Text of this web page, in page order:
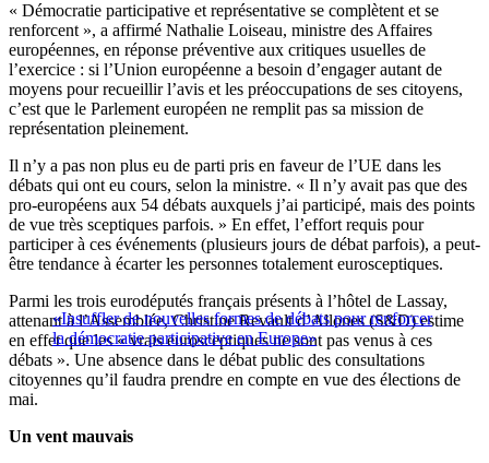
« Démocratie participative et représentative se complètent et se
renforcent », a affirmé Nathalie Loiseau, ministre des Affaires
européennes, en réponse préventive aux critiques usuelles de
l’exercice : si l’Union européenne a besoin d’engager autant de
moyens pour recueillir l’avis et les préoccupations de ses citoyens,
c’est que le Parlement européen ne remplit pas sa mission de
représentation pleinement.
Il n’y a pas non plus eu de parti pris en faveur de l’UE dans les
débats qui ont eu cours, selon la ministre. « Il n’y avait pas que des
pro-européens aux 54 débats auxquels j’ai participé, mais des points
de vue très sceptiques parfois. » En effet, l’effort requis pour
participer à ces événements (plusieurs jours de débat parfois), a peut-
être tendance à écarter les personnes totalement eurosceptiques.
«Insuffler de nouvelles formes de débats pour renforcer
la démocratie participative en Europe»
Parmi les trois eurodéputés français présents à l’hôtel de Lassay,
attenant à l’Assemblée, Christine Revault d’Allones (S&D) estime
en effet que les « vrais eurosceptiques ne sont pas venus à ces
débats ». Une absence dans le débat public des consultations
citoyennes qu’il faudra prendre en compte en vue des élections de
mai.
Un vent mauvais